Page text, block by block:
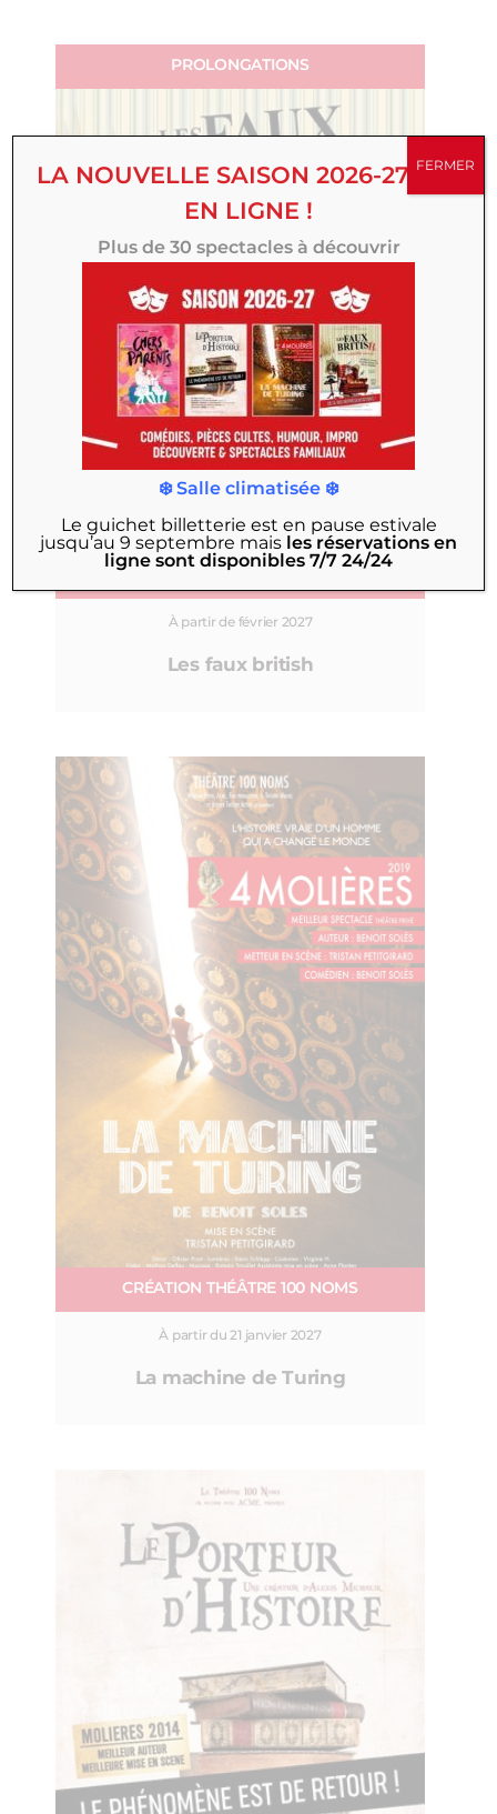
PROLONGATIONS
CRÉATION THÉÂTRE 100 NOMS
À partir de février 2027
Les faux british
CRÉATION THÉÂTRE 100 NOMS
À partir du 21 janvier 2027
La machine de Turing
LA NOUVELLE SAISON 2026-27 EST
EN LIGNE !
Plus de 30 spectacles à découvrir
❄️ Salle climatisée ❄️
Le guichet billetterie est en pause estivale
jusqu’au 9 septembre mais les réservations en
ligne sont disponibles 7/7 24/24
FERMER